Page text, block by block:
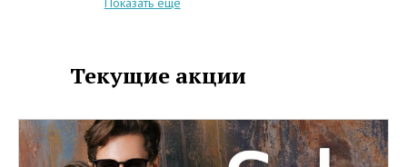
Текущие акции